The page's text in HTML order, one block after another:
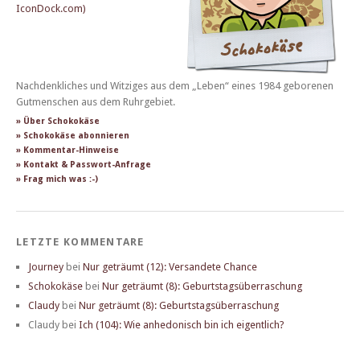
Nachdenkliches und Witziges aus dem „Leben“ eines 1984 geborenen
Gutmenschen aus dem Ruhrgebiet.
» Über Schokokäse
» Schokokäse abonnieren
» Kommentar-Hinweise
» Kontakt & Passwort-Anfrage
» Frag mich was :-)
LETZTE KOMMENTARE
Journey bei Nur geträumt (12): Versandete Chance
Schokokäse bei Nur geträumt (8): Geburtstagsüberraschung
Claudy bei Nur geträumt (8): Geburtstagsüberraschung
Claudy bei Ich (104): Wie anhedonisch bin ich eigentlich?